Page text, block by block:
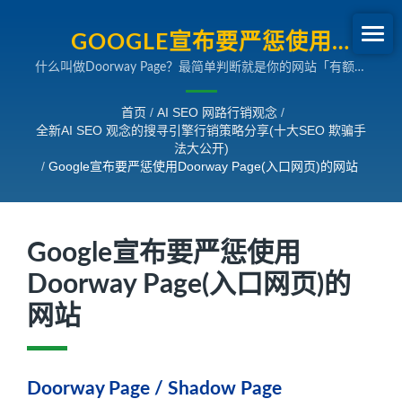
GOOGLE宣布要严惩使用
DOORWAY PAGE(入口网页)的
网站| 全新AI SEO观念的搜寻引
擎行销策略分享
什么叫做Doorway Page？最简单判断就是你的网站「有额外
很难看到或什至看不见的隐藏网页」或额外申请多个网域
（Domain Name）制作「相同内容但版型不同的网页」，这
些都可以统称为Doorway Page，又称「入口网页」、「门户
网页」。 Google 清楚声明：Doorway Page 就是为了针对特
定搜寻查询提高网站排名而特别建立的网站或网页。而这个范
寻引擎不再出现了。
首页 / AI SEO 网路行销观念 /
全新AI SEO 观念的搜寻引擎行销策略分享(十大SEO 欺骗手
法大公开)
/ Google宣布要严惩使用Doorway Page(入口网页)的网站
Google宣布要严惩使用
Doorway Page(入口网页)的
网站
Doorway Page / Shadow Page